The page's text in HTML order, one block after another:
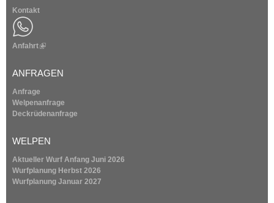
Kontakt
Anfahrt(
i
n
k
i
s
t
e
r
n
ANFRAGEN
Anfrage
Welpenanfrage
Deckrüdenanfrage
WELPEN
Aktueller Wurf Anfang Juni 2026
Wurfplanung Herbst 2026
Wurfplanung Januar 2027